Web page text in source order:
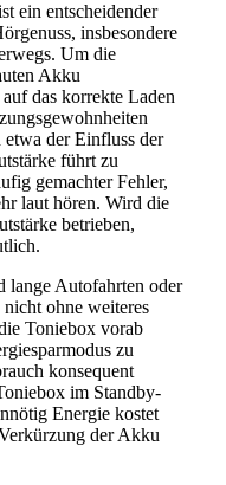
ein entscheidender
insbesondere
Um die
Akku
das korrekte Laden
der Einfluss der
führt zu
gemachter Fehler,
laut hören. Wird die
betrieben,
lange Autofahrten oder
ohne weiteres
Toniebox vorab
zu
konsequent
im Standby-
Energie kostet
der Akku